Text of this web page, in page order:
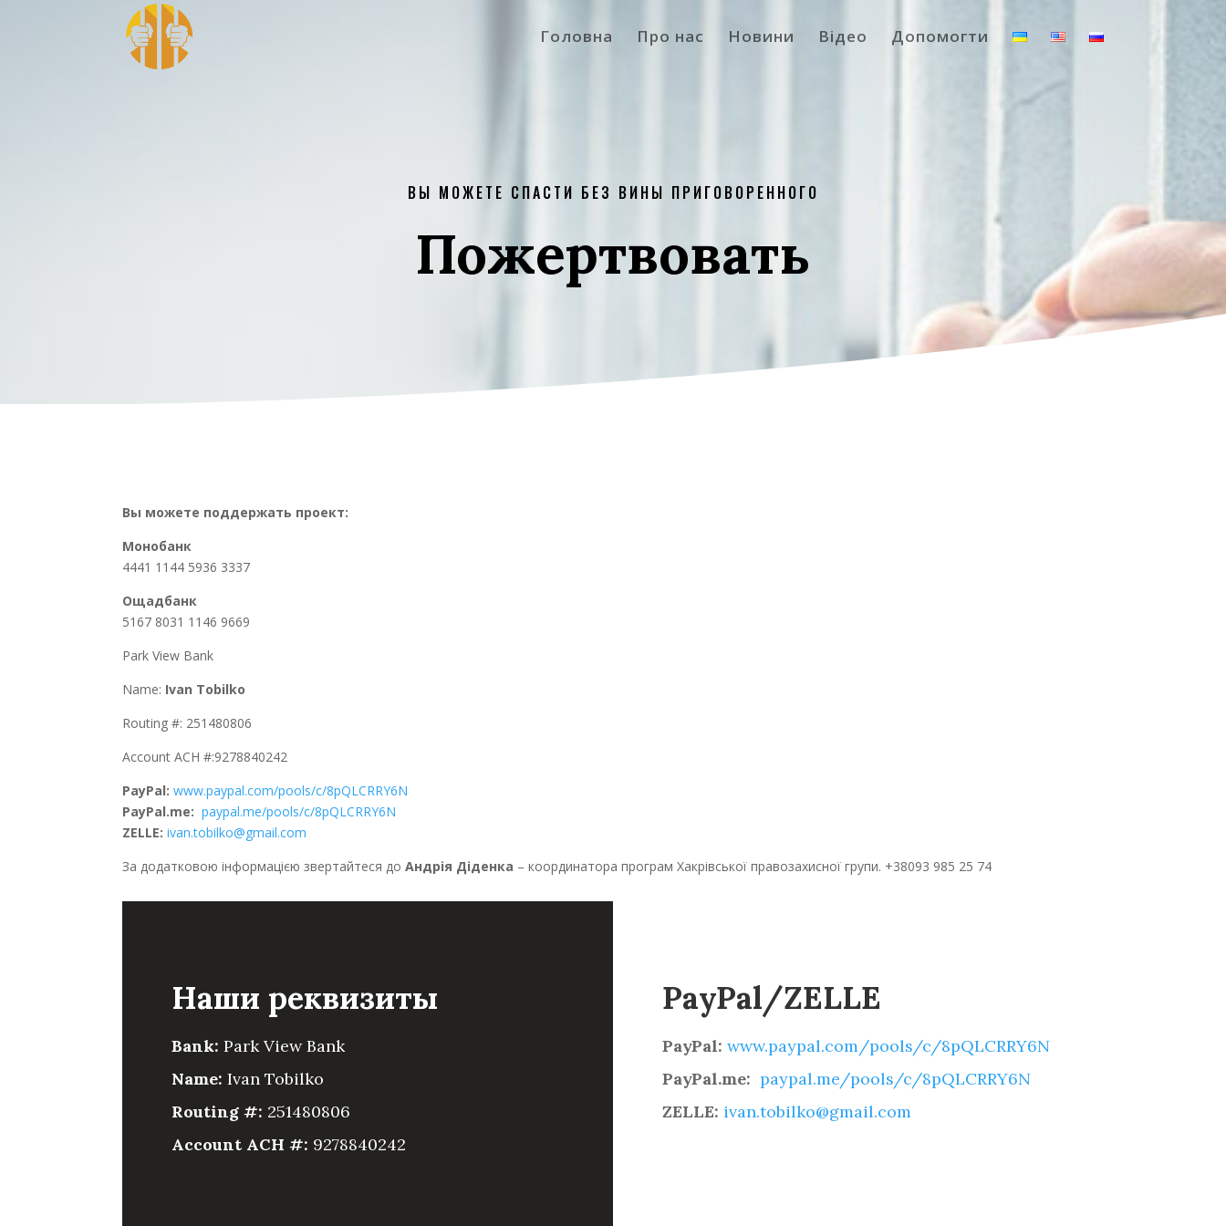
Головна Про нас Новини Відео Допомогти
ВЫ МОЖЕТЕ СПАСТИ БЕЗ ВИНЫ ПРИГОВОРЕННОГО
Пожертвовать
Вы можете поддержать проект:
Монобанк
4441 1144 5936 3337
Ощадбанк
5167 8031 1146 9669
Park View Bank
Name: Ivan Tobilko
Routing #: 251480806
Account ACH #:9278840242
PayPal: www.paypal.com/pools/c/8pQLCRRY6N
PayPal.me: paypal.me/pools/c/8pQLCRRY6N
ZELLE: ivan.tobilko@gmail.com
За додатковою інформацією звертайтеся доАндрія Діденка – координатора програм Хакрівської правозахисної групи. +38093 985 25 74
Наши реквизиты
Bank: Park View Bank
Name: Ivan Tobilko
Routing #: 251480806
Account ACH #: 9278840242
PayPal/ZELLE
PayPal: www.paypal.com/pools/c/8pQLCRRY6N
PayPal.me: paypal.me/pools/c/8pQLCRRY6N
ZELLE: ivan.tobilko@gmail.com